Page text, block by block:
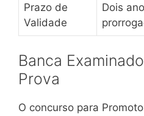
Prazo de
Validade
Dois
Banca
Prova
O concurso para